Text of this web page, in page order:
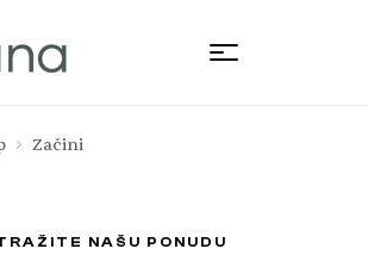
Začini
NAŠU PONUDU